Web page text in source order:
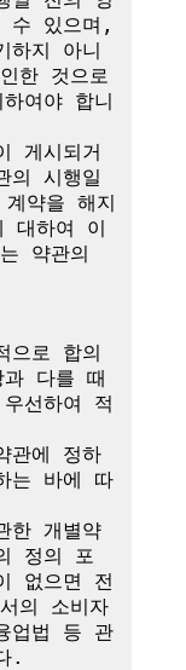
수 있으며,
하지 아니
한 것으로
여야 합니
게시되거
의 시행일
계약을 해지
대하여 이
약관의
으로 합의
다를 때
선하여 적
관에 정하
는 바에 따
한 개별약
정의 포
없으면 전
의 소비자
업법 등 관
.